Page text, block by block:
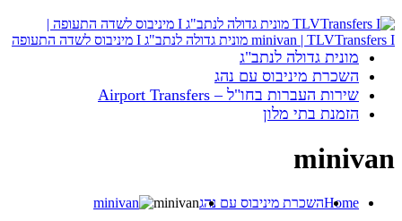
מונית גדולה לנתב"ג
השכרת מיניבוס עם נהג
שירות העברות בחו"ל – Airport Transfers
הזמנת בתי מלון
minivan
Homeהשכרת מיניבוס עם נהגminivan